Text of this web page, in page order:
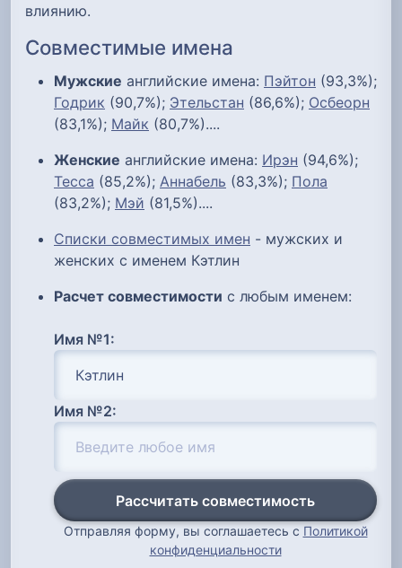
влиянию.
Совместимые имена
Мужские английские имена: Пэйтон (93,3%);
Годрик (90,7%); Этельстан (86,6%); Осбеорн
(83,1%); Майк (80,7%)....
Женские английские имена: Ирэн (94,6%);
Тесса (85,2%); Аннабель (83,3%); Пола
(83,2%); Мэй (81,5%)....
Списки совместимых имен - мужских и
женских с именем Кэтлин
Расчет совместимости с любым именем:
Имя №1:
Имя №2:
Рассчитать совместимость
Отправляя форму, вы соглашаетесь с Политикой
конфиденциальности